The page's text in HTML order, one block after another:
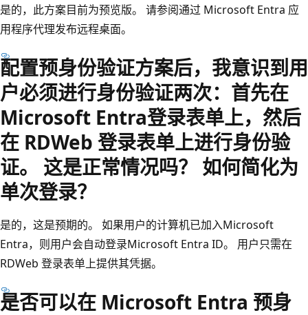
是的，此方案目前为预览版。 请参阅通过 Microsoft Entra 应
用程序代理发布远程桌面。
配置预身份验证方案后，我意识到用
户必须进行身份验证两次：首先在
Microsoft Entra登录表单上，然后
在 RDWeb 登录表单上进行身份验
证。 这是正常情况吗？ 如何简化为
单次登录？
是的，这是预期的。 如果用户的计算机已加入Microsoft
Entra，则用户会自动登录Microsoft Entra ID。 用户只需在
RDWeb 登录表单上提供其凭据。
是否可以在 Microsoft Entra 预身